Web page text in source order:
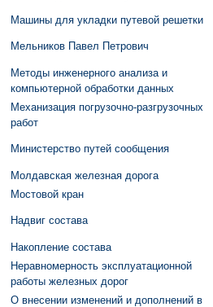
Машины для укладки путевой решетки
Мельников Павел Петрович
Методы инженерного анализа и
компьютерной обработки данных
Механизация погрузочно-разгрузочных
работ
Министерство путей сообщения
Молдавская железная дорога
Мостовой кран
Надвиг состава
Накопление состава
Неравномерность эксплуатационной
работы железных дорог
О внесении изменений и дополнений в